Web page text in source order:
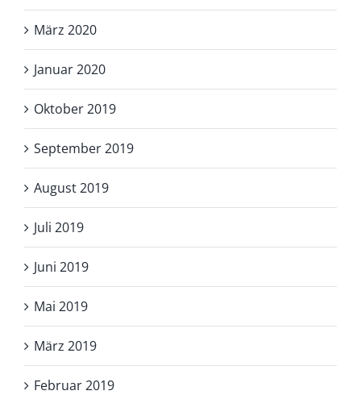
März 2020
Januar 2020
Oktober 2019
September 2019
August 2019
Juli 2019
Juni 2019
Mai 2019
März 2019
Februar 2019